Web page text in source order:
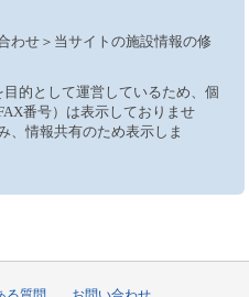
わせ＞当サイトの施設情報の修
的として運営しているため、個
番号）は表示しておりませ
、情報共有のため表示しま